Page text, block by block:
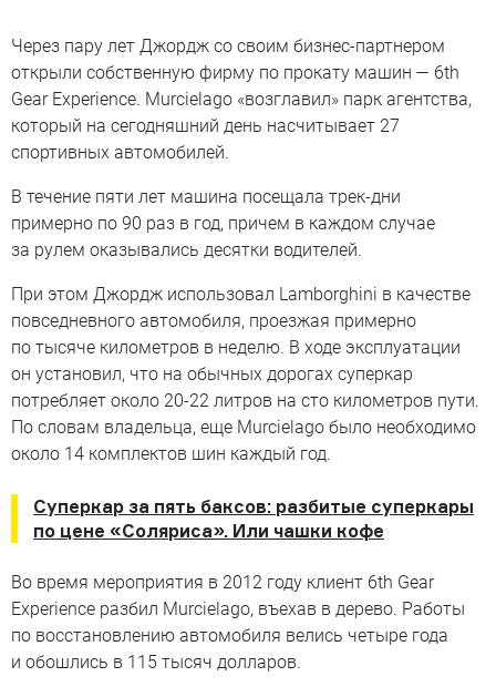
Через пару лет Джордж со своим бизнес-партнером
открыли собственную фирму по прокату машин — 6th
Gear Experience. Murcielago «возглавил» парк агентства,
который на сегодняшний день насчитывает 27
спортивных автомобилей.
В течение пяти лет машина посещала трек-дни
примерно по 90 раз в год, причем в каждом случае
за рулем оказывались десятки водителей.
При этом Джордж использовал Lamborghini в качестве
повседневного автомобиля, проезжая примерно
по тысяче километров в неделю. В ходе эксплуатации
он установил, что на обычных дорогах суперкар
потребляет около 20-22 литров на сто километров пути.
По словам владельца, еще Murcielago было необходимо
около 14 комплектов шин каждый год.
Суперкар за пять баксов: разбитые суперкары
по цене «Соляриса». Или чашки кофе
Во время мероприятия в 2012 году клиент 6th Gear
Experience разбил Murcielago, въехав в дерево. Работы
по восстановлению автомобиля велись четыре года
и обошлись в 115 тысяч долларов.